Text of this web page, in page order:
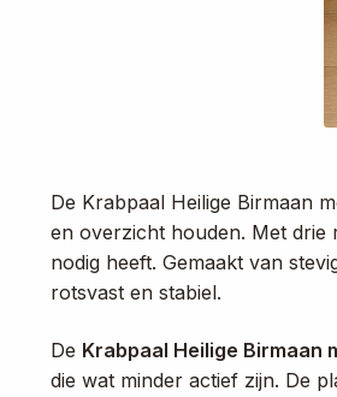
De Krabpaal Heilige Birmaan
en overzicht houden. Met drie
nodig heeft. Gemaakt van
rotsvast en stabiel.
De Krabpaal Heilige Birmaan
die wat minder actief zijn. De